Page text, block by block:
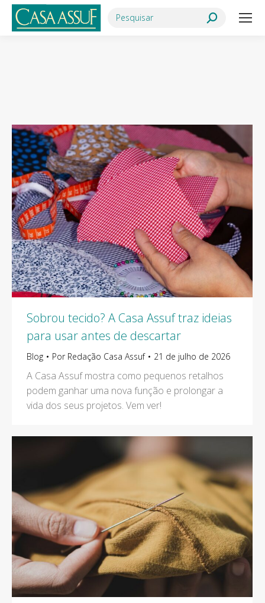
Search:
Sobrou tecido? A Casa Assuf traz ideias
para usar antes de descartar
Blog Por Redação Casa Assuf 21 de julho de 2026
A Casa Assuf mostra como pequenos retalhos
podem ganhar uma nova função e prolongar a
vida dos seus projetos. Vem ver!